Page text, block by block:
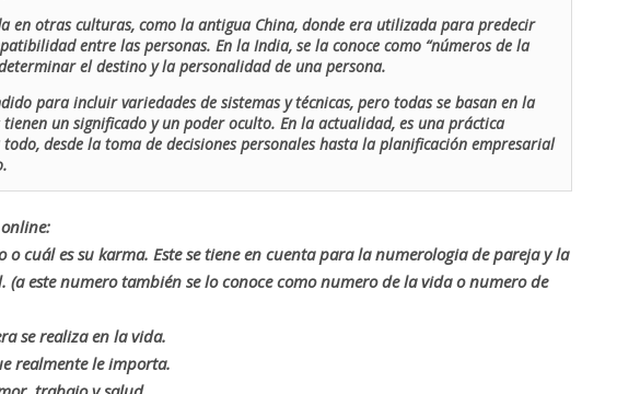
en otras culturas, como la antigua China, donde era utilizada para predecir
entre las personas. En la India, se la conoce como “números de la
el destino y la personalidad de una persona.
para incluir variedades de sistemas y técnicas, pero todas se basan en la
un significado y un poder oculto. En la actualidad, es una práctica
desde la toma de decisiones personales hasta la planificación empresarial
o cuál es su karma. Este se tiene en cuenta para la numerologia de pareja y la
este numero también se lo conoce como numero de la vida o numero de
se realiza en la vida.
realmente le importa.